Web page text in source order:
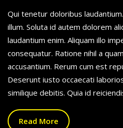
Qui tenetur doloribus
illum. Soluta id autem dolorem
laudantium enim. Aliquam illo
consequatur. Ratione nihil a
accusantium. Rerum cum est
Deserunt iusto occaecati
similique debitis. Quia id
Read More